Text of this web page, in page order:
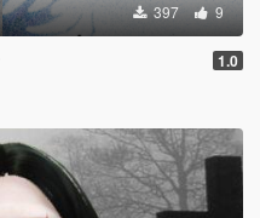
397 9
1.0